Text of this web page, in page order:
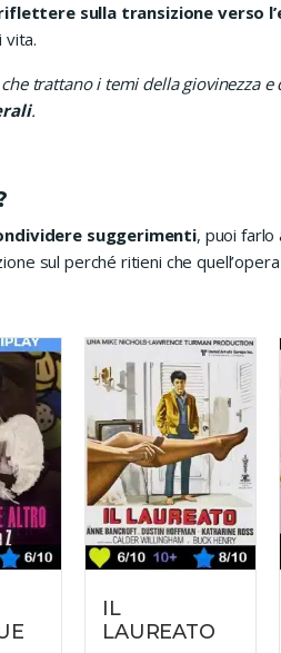
sulla transizione verso
vita.
trattano i temi della giovinezza
.
suggerimenti, puoi
sul perché ritieni che
IL
LAUREATO